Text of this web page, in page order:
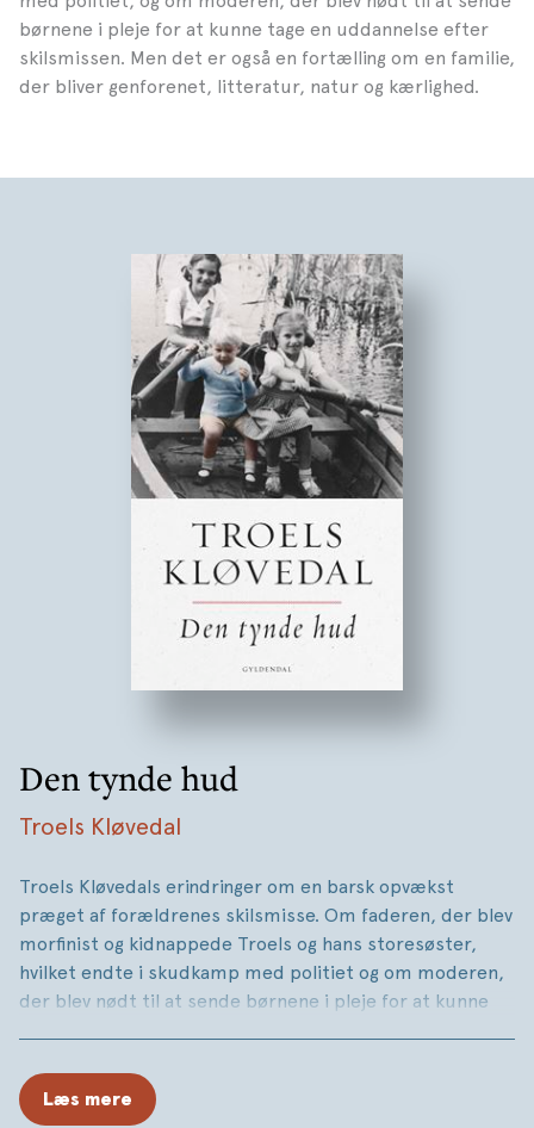
børnene i pleje for at kunne tage en uddannelse efter
skilsmissen. Men det er også en fortælling om en familie,
der bliver genforenet, litteratur, natur og kærlighed.
Den tynde hud
Troels Kløvedal
Troels Kløvedals erindringer om en barsk opvækst
præget af forældrenes skilsmisse. Om faderen, der blev
morfinist og kidnappede Troels og hans storesøster,
hvilket endte i skudkamp med politiet og om moderen,
der blev nødt til at sende børnene i pleje for at kunne
genforening, hans opdagelse af litteraturen efter i
mange år ikke at have kunnet stave, om sit forhold til
Læs mere